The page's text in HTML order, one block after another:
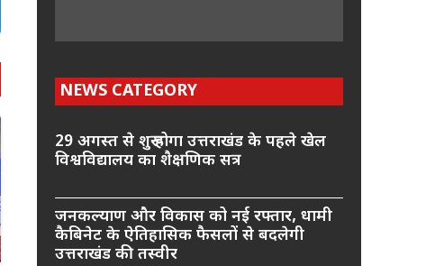
NEWS CATEGORY
29 अगस्त से शुरू होगा उत्तराखंड के पहले खेल
विश्वविद्यालय का शैक्षणिक सत्र
जनकल्याण और विकास को नई रफ्तार, धामी
कैबिनेट के ऐतिहासिक फैसलों से बदलेगी
उत्तराखंड की तस्वीर